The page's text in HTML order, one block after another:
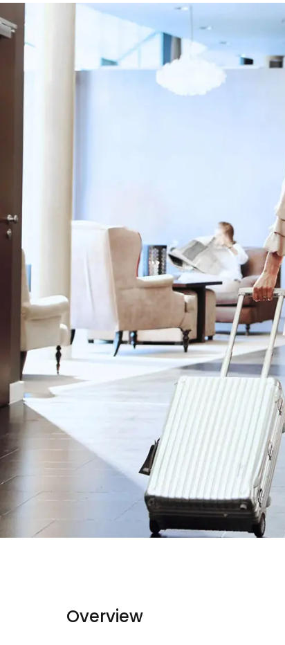
Overview